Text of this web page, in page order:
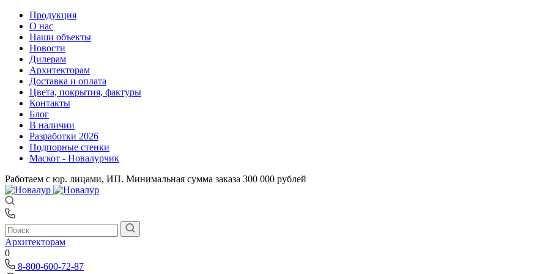
Продукция
О нас
Наши объекты
Новости
Дилерам
Архитекторам
Доставка и оплата
Цвета, покрытия, фактуры
Контакты
Блог
В наличии
Разработки 2026
Подпорные стенки
Маскот - Новалурчик
Работаем с юр. лицами, ИП. Минимальная сумма заказа 300 000 рублей
Архитекторам
0
8-800-600-72-87